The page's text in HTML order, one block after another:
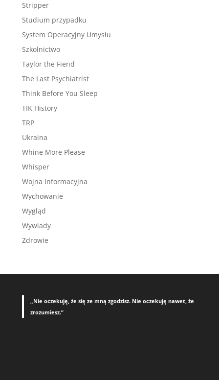
Stripper
Studium przypadku
System Operacyjny Umysłu
Szkolnictwo
Taylor the Fiend
The Last Psychiatrist
Think Before You Sleep
TIK History
TRP
Ukraina
Whine More Please
Whisper
Wojna Informacyjna
Wychowanie
Wygląd
Wywiady
Zdrowie
„Nie oczekuję, że się ze mną zgodzisz. Nie oczekuję nawet, że
zrozumiesz.”